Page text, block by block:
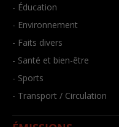
- Éducation
- Environnement
- Faits divers
- Santé et bien-être
- Sports
- Transport / Circulation